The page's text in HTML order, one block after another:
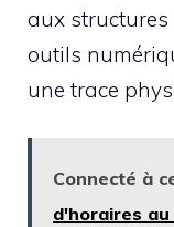
aux structures
outils
une trace
Connecté à
d'horaires